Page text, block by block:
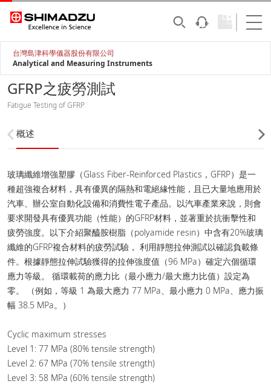
台灣島津科學儀器股份有限公司
Analytical and Measuring Instruments
GFRP之疲勞測試
Fatigue Testing of GFRP
概述
玻璃纖維增強塑膠（Glass Fiber-Reinforced Plastics，GFRP）是一
種超強複合材料，具有優異的隔熱和電絕緣性能，且已大量地應用於
汽車、辦公室自動化設備和消費性電子產品。以汽車產業來說，則會
要求開發具有優異功能（性能）的GFRP材料，並著重於抗衝擊性和
疲勞強度。以下介紹聚醯胺樹脂（polyamide resin）中含有20%玻璃
纖維的GFRP複合材料的疲勞試驗， 利用靜態拉伸測試以確認負載條
件。根據靜態拉伸試驗獲得的拉伸強度值（96 MPa）確定六個循環
應力等級。 循環載荷的應力比（最小應力/最大應力比值）設定為
零。 （例如，等級 1 為最大應力 77 MPa、最小應力 0 MPa、應力振
幅 38.5 MPa。）
Cyclic maximum stresses
Level 1: 77 MPa (80% tensile strength)
Level 2: 67 MPa (70% tensile strength)
Level 3: 58 MPa (60% tensile strength)